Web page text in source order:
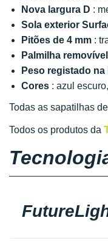
Nova largura D :
Sola exterior
Pitões de 4 mm :
Palmilha removível
Peso registado na
Cores : azul
Todas as sapatilhas
Todos os produtos da